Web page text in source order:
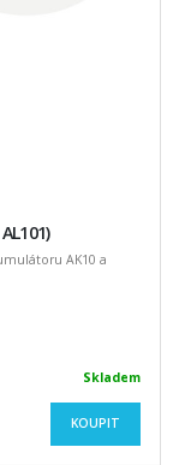
AK10 a
Skladem
KOUPIT